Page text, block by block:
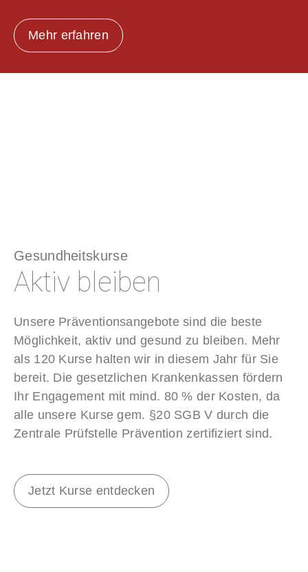
Mehr erfahren
Gesundheitskurse
Aktiv bleiben
Unsere Präventionsangebote sind die beste
Möglichkeit, aktiv und gesund zu bleiben. Mehr
als 120 Kurse halten wir in diesem Jahr für Sie
bereit. Die gesetzlichen Krankenkassen fördern
Ihr Engagement mit mind. 80 % der Kosten, da
alle unsere Kurse gem. §20 SGB V durch die
Zentrale Prüfstelle Prävention zertifiziert sind.
Jetzt Kurse entdecken